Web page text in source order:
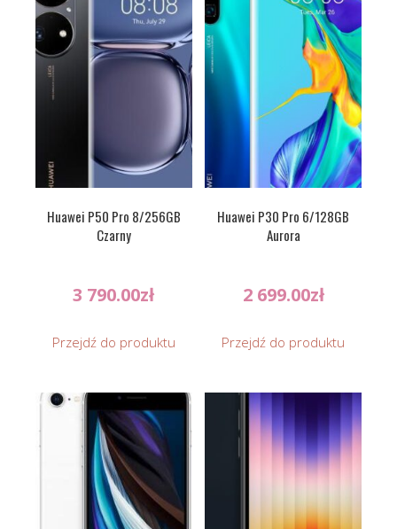
Huawei P50 Pro 8/256GB
Czarny
3 790.00zł
Przejdź do produktu
Huawei P30 Pro 6/128GB
Aurora
2 699.00zł
Przejdź do produktu